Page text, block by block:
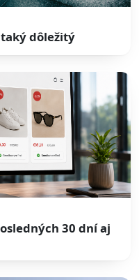
dôležitý
30 dní aj